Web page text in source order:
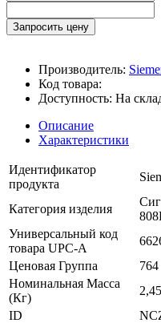
Запросить цену
Производитель:
Код товара:
Доступность: На
Описание
Характеристики
Идентификатор
продукта
Категория изделия
Универсальный код
товара UPC-A
Ценовая Группа
764
Номинальная Масса
(Кг)
ID